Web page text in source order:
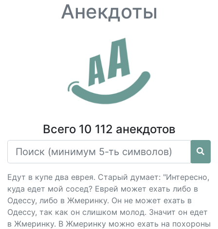
Анекдоты
Всего 10 112 анекдотов
Едут в купе два еврея. Старый думает: "Интересно,
куда едет мой сосед? Еврей может ехать либо в
Одессу, либо в Жмеринку. Он не может ехать в
Одессу, так как он слишком молод. Значит он едет
в Жмеринку. В Жмеринку можно ехать на похороны